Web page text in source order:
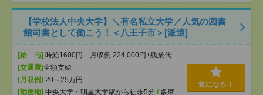
【学校法人中央大学】＼有名私立大学／人気の図書
館司書として働こう！＜八王子市＞[派遣]
[給 与] 時給1600円 月収例 224,000円+残業代
[交通費]全額支給
[月収例] 20～25万円
[勤務地] 中央大学・明星大学駅から徒歩5分 / 多摩
気になる！